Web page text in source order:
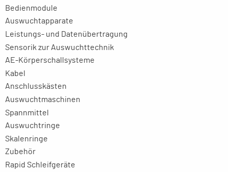
Bedienmodule
Auswuchtapparate
Leistungs- und Datenübertragung
Sensorik zur Auswuchttechnik
AE-Körperschallsysteme
Kabel
Anschlusskästen
Auswuchtmaschinen
Spannmittel
Auswuchtringe
Skalenringe
Zubehör
Rapid Schleifgeräte